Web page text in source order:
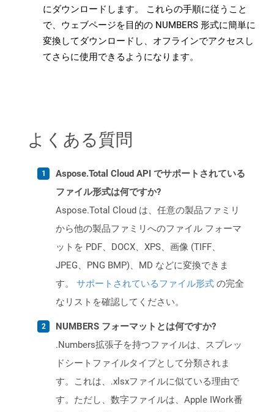
にダウンロードします。 これらの手順に従うこと
で、ウェブページを目的の NUMBERS 形式に簡単に
変換してダウンロードし、オフラインでアクセスし
てさらに使用できるようになります。
よくある質問
Aspose.Total Cloud API でサポートされている
ファイル形式は何ですか?
Aspose.Total Cloud は、任意の製品ファミリ
から他の製品ファミリへのファイル フォーマ
ットを PDF、DOCX、XPS、画像 (TIFF、
JPEG、PNG BMP)、MD などに変換できま
す。 サポートされているファイル形式 の完全
なリストを確認してください。
NUMBERS フォーマットとは何ですか?
.Numbers拡張子を持つファイルは、スプレッ
ドシートファイルタイプとして分類されま
す。これは、.xlsxファイルに似ている理由で
す。ただし、数字ファイルは、Apple IWork番